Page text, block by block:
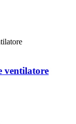
ventilatore